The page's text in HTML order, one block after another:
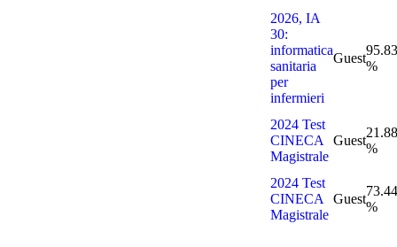
2026, IA
30:
informatica
sanitaria
per
infermieri
Guest
95.83
%
2024 Test
CINECA
Magistrale
Guest
21.88
%
2024 Test
CINECA
Magistrale
Guest
73.44
%